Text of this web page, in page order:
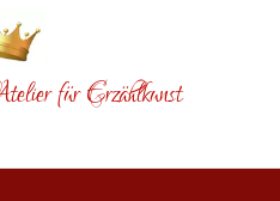
für Erzählkunst